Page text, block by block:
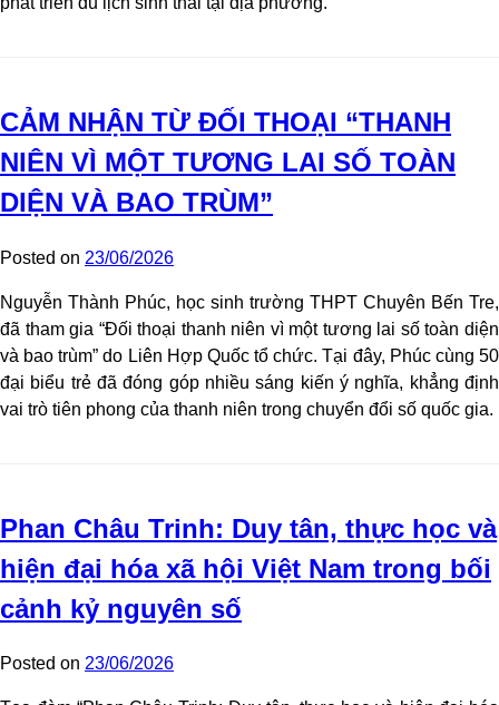
CẢM NHẬN TỪ ĐỐI THOẠI “THANH
NIÊN VÌ MỘT TƯƠNG LAI SỐ TOÀN
DIỆN VÀ BAO TRÙM”
Posted on 23/06/2026
Nguyễn Thành Phúc, học sinh trường THPT Chuyên Bến Tre,
đã tham gia “Đối thoại thanh niên vì một tương lai số toàn diện
và bao trùm” do Liên Hợp Quốc tổ chức. Tại đây, Phúc cùng 50
đại biểu trẻ đã đóng góp nhiều sáng kiến ý nghĩa, khẳng định
vai trò tiên phong của thanh niên trong chuyển đổi số quốc gia.
Phan Châu Trinh: Duy tân, thực học và
hiện đại hóa xã hội Việt Nam trong bối
cảnh kỷ nguyên số
Posted on 23/06/2026